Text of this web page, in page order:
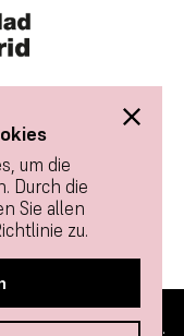
vorbehalten.
um die
Durch die
Sie allen
zu.